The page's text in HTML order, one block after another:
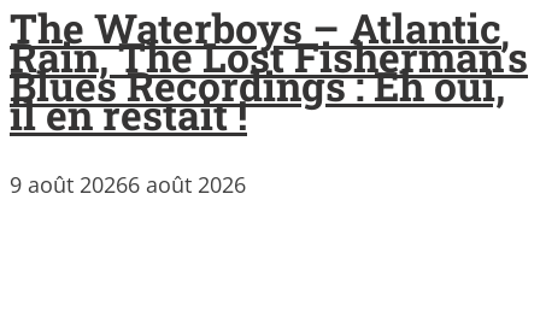
The Waterboys – Atlantic
Rain, The Lost Fisherman’s
Blues Recordings : Eh oui,
il en restait !
9 août 20266 août 2026